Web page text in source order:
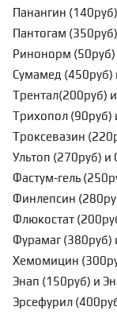
Панангин
Пантогам
Ринонорм (50руб)
Сумамед
Трентал(200руб)
Трихопол (90руб)
Троксевазин
Ультоп (270руб)
Фастум-гель
Финлепсин
Флюкостат
Фурамаг (380руб)
Хемомицин
Энап (150руб) и
Эрсефурил